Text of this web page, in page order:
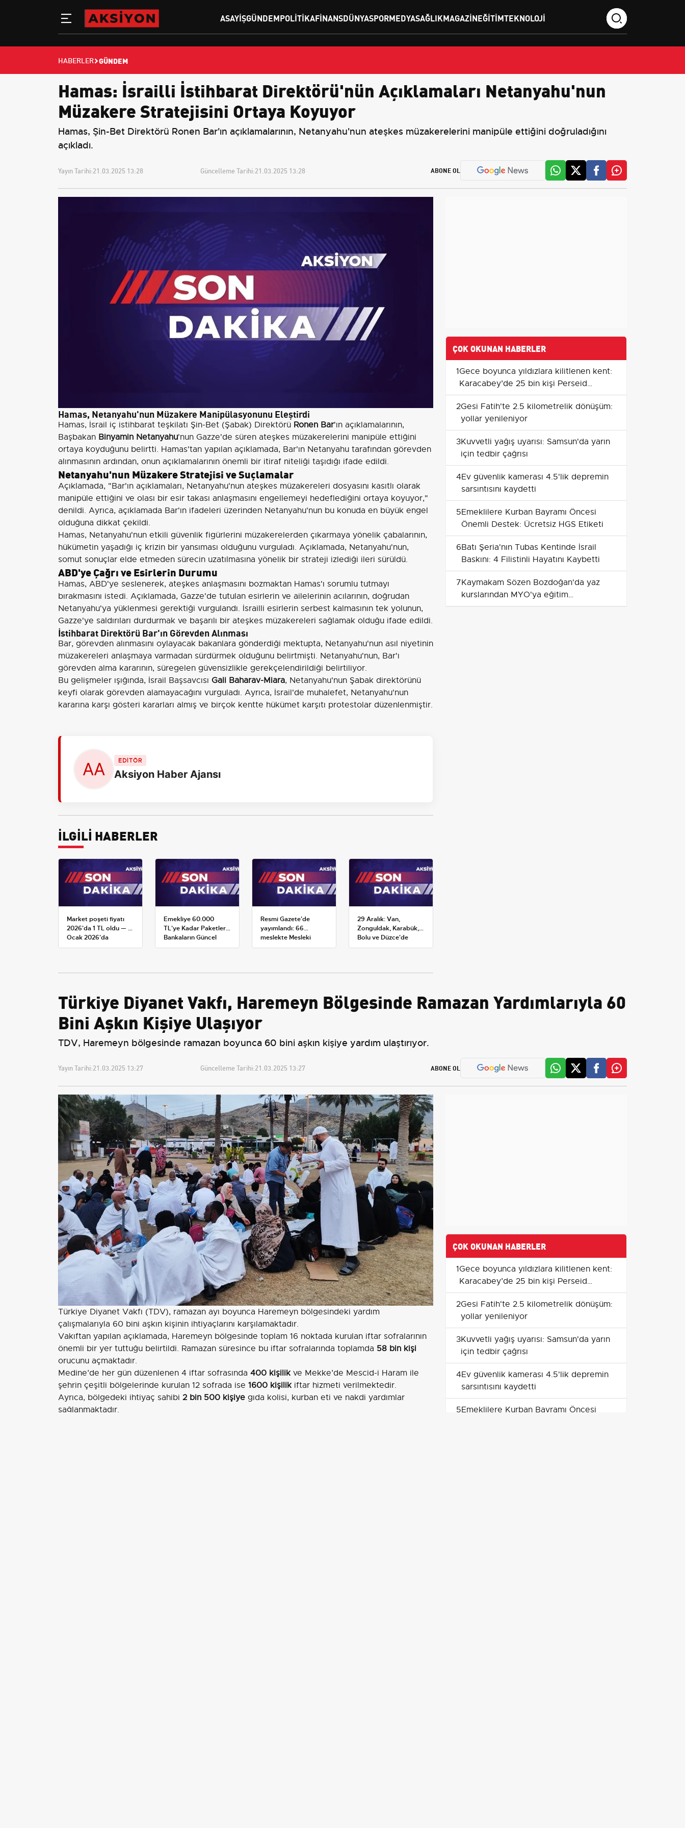
ASAYIŞGÜNDEMPOLITIKAFINANSDÜNYASPORMEDYASAĞLIKMAGAZINEĞITIMTEKNOLOJI
HABERLER GÜNDEM
Hamas: İsrailli İstihbarat Direktörü'nün Açıklamaları Netanyahu'nun
Müzakere Stratejisini Ortaya Koyuyor
Hamas, Şin-Bet Direktörü Ronen Bar'ın açıklamalarının, Netanyahu'nun ateşkes müzakerelerini manipüle ettiğini doğruladığını
açıkladı.
Yayın Tarihi:21.03.2025 13:28 Güncelleme Tarihi:21.03.2025 13:28 ABONE OL
Hamas, Netanyahu'nun Müzakere Manipülasyonunu Eleştirdi
Hamas, İsrail iç istihbarat teşkilatı Şin-Bet (Şabak) Direktörü Ronen Bar'ın açıklamalarının,
Başbakan Binyamin Netanyahu'nun Gazze'de süren ateşkes müzakerelerini manipüle ettiğini
ortaya koyduğunu belirtti. Hamas'tan yapılan açıklamada, Bar'ın Netanyahu tarafından görevden
alınmasının ardından, onun açıklamalarının önemli bir itiraf niteliği taşıdığı ifade edildi.
Netanyahu'nun Müzakere Stratejisi ve Suçlamalar
Açıklamada, "Bar'ın açıklamaları, Netanyahu'nun ateşkes müzakereleri dosyasını kasıtlı olarak
manipüle ettiğini ve olası bir esir takası anlaşmasını engellemeyi hedeflediğini ortaya koyuyor,"
denildi. Ayrıca, açıklamada Bar'ın ifadeleri üzerinden Netanyahu'nun bu konuda en büyük engel
olduğuna dikkat çekildi.
Hamas, Netanyahu'nun etkili güvenlik figürlerini müzakerelerden çıkarmaya yönelik çabalarının,
hükümetin yaşadığı iç krizin bir yansıması olduğunu vurguladı. Açıklamada, Netanyahu'nun,
somut sonuçlar elde etmeden sürecin uzatılmasına yönelik bir strateji izlediği ileri sürüldü.
ABD'ye Çağrı ve Esirlerin Durumu
Hamas, ABD'ye seslenerek, ateşkes anlaşmasını bozmaktan Hamas'ı sorumlu tutmayı
bırakmasını istedi. Açıklamada, Gazze'de tutulan esirlerin ve ailelerinin acılarının, doğrudan
Netanyahu'ya yüklenmesi gerektiği vurgulandı. İsrailli esirlerin serbest kalmasının tek yolunun,
Gazze'ye saldırıları durdurmak ve başarılı bir ateşkes müzakereleri sağlamak olduğu ifade edildi.
İstihbarat Direktörü Bar'ın Görevden Alınması
Bar, görevden alınmasını oylayacak bakanlara gönderdiği mektupta, Netanyahu'nun asıl niyetinin
müzakereleri anlaşmaya varmadan sürdürmek olduğunu belirtmişti. Netanyahu'nun, Bar'ı
görevden alma kararının, süregelen güvensizlikle gerekçelendirildiği belirtiliyor.
Bu gelişmeler ışığında, İsrail Başsavcısı Gali Baharav-Miara, Netanyahu'nun Şabak direktörünü
keyfi olarak görevden alamayacağını vurguladı. Ayrıca, İsrail'de muhalefet, Netanyahu'nun
kararına karşı gösteri kararları almış ve birçok kentte hükümet karşıtı protestolar düzenlenmiştir.
EDİTÖR
Aksiyon Haber Ajansı
İLGİLİ HABERLER
Market poşeti fiyatı
2026'da 1 TL oldu — 1
Ocak 2026'da
yürürlüğe giren tarife
Emekliye 60.000
TL'ye Kadar Paketler:
Bankaların Güncel
Promosyon ve Ek
Resmi Gazete'de
yayımlandı: 66
meslekte Mesleki
Yeterlilik Belgesi
29 Aralık: Van,
Zonguldak, Karabük,
Bolu ve Düzce'de
okullar tatil —
ÇOK OKUNAN HABERLER
1Gece boyunca yıldızlara kilitlenen kent:
Karacabey’de 25 bin kişi Perseid
meteor yağmurunu izledi
2Gesi Fatih'te 2.5 kilometrelik dönüşüm:
yollar yenileniyor
3Kuvvetli yağış uyarısı: Samsun'da yarın
için tedbir çağrısı
4Ev güvenlik kamerası 4.5'lik depremin
sarsıntısını kaydetti
5Emeklilere Kurban Bayramı Öncesi
Önemli Destek: Ücretsiz HGS Etiketi
6Batı Şeria'nın Tubas Kentinde İsrail
Baskını: 4 Filistinli Hayatını Kaybetti
7Kaymakam Sözen Bozdoğan'da yaz
kurslarından MYO'ya eğitim
uygulamalarını yerinde inceledi
Türkiye Diyanet Vakfı, Haremeyn Bölgesinde Ramazan Yardımlarıyla 60
Bini Aşkın Kişiye Ulaşıyor
TDV, Haremeyn bölgesinde ramazan boyunca 60 bini aşkın kişiye yardım ulaştırıyor.
Yayın Tarihi:21.03.2025 13:27 Güncelleme Tarihi:21.03.2025 13:27 ABONE OL
Türkiye Diyanet Vakfı (TDV), ramazan ayı boyunca Haremeyn bölgesindeki yardım
çalışmalarıyla 60 bini aşkın kişinin ihtiyaçlarını karşılamaktadır.
Vakıftan yapılan açıklamada, Haremeyn bölgesinde toplam 16 noktada kurulan iftar sofralarının
önemli bir yer tuttuğu belirtildi. Ramazan süresince bu iftar sofralarında toplamda 58 bin kişi
orucunu açmaktadır.
Medine’de her gün düzenlenen 4 iftar sofrasında 400 kişilikve Mekke’de Mescid-i Haram ile
şehrin çeşitli bölgelerinde kurulan 12 sofrada ise 1600 kişilikiftar hizmeti verilmektedir.
Ayrıca, bölgedeki ihtiyaç sahibi 2 bin 500 kişiye gıda kolisi, kurban eti ve nakdi yardımlar
sağlanmaktadır.
ÇOK OKUNAN HABERLER
1Gece boyunca yıldızlara kilitlenen kent:
Karacabey’de 25 bin kişi Perseid
meteor yağmurunu izledi
2Gesi Fatih'te 2.5 kilometrelik dönüşüm:
yollar yenileniyor
3Kuvvetli yağış uyarısı: Samsun'da yarın
için tedbir çağrısı
4Ev güvenlik kamerası 4.5'lik depremin
sarsıntısını kaydetti
5Emeklilere Kurban Bayramı Öncesi